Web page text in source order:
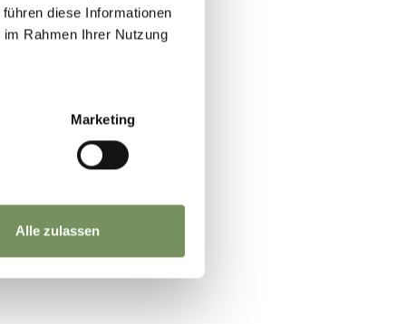
diese Informationen
Rahmen Ihrer Nutzung
Marketing
Alle zulassen